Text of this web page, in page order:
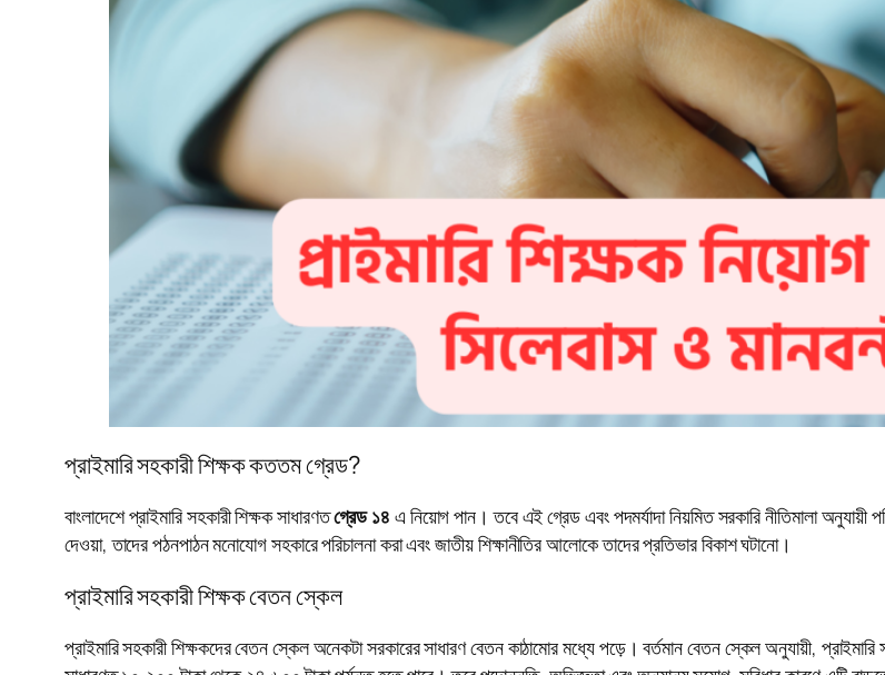
প্রাইমারি সহকারী শিক্ষক কততম গ্রেড?
বাংলাদেশে প্রাইমারি সহকারী শিক্ষক সাধারণতগ্রেড ১৪ এ নিয়োগ পান। তবে এই গ্রেড এবং পদমর্যাদা নিয়মিত সরকারি নীতিমালা অনুযায়ী
দেওয়া, তাদের পঠনপাঠন মনোযোগ সহকারে পরিচালনা করা এবং জাতীয় শিক্ষানীতির আলোকে তাদের প্রতিভার বিকাশ ঘটানো।
প্রাইমারি সহকারী শিক্ষক বেতন স্কেল
প্রাইমারি সহকারী শিক্ষকদের বেতন স্কেল অনেকটা সরকারের সাধারণ বেতন কাঠামোর মধ্যে পড়ে। বর্তমান বেতন স্কেল অনুযায়ী, প্রাইমারি